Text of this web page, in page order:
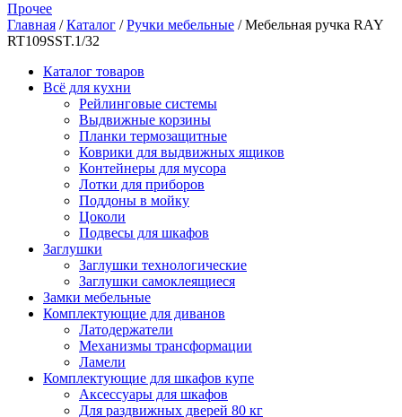
Прочее
Главная /Каталог /Ручки мебельные /Мебельная ручка RAY
RT109SST.1/32
Каталог товаров
Всё для кухни
Рейлинговые системы
Выдвижные корзины
Планки термозащитные
Коврики для выдвижных ящиков
Контейнеры для мусора
Лотки для приборов
Поддоны в мойку
Цоколи
Подвесы для шкафов
Заглушки
Заглушки технологические
Заглушки самоклеящиеся
Замки мебельные
Комплектующие для диванов
Латодержатели
Механизмы трансформации
Ламели
Комплектующие для шкафов купе
Аксессуары для шкафов
Для раздвижных дверей 80 кг